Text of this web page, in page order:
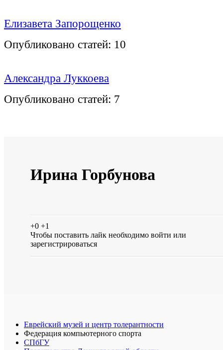
Елизавета Запорощенко
Опубликовано статей: 10
Александра Луккоева
Опубликовано статей: 7
Ирина Горбунова
+0 +1
Чтобы поставить лайк необходимо войти или
зарегистрироваться
Еврейский музей и центр толерантности
Федерация компьютерного спорта
СПбГУ